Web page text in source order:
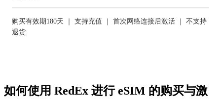
购买有效期180天 ｜ 支持充值 ｜ 首次网络连接后激活 ｜ 不支持
退货
如何使用 RedEx 进行 eSIM 的购买与激